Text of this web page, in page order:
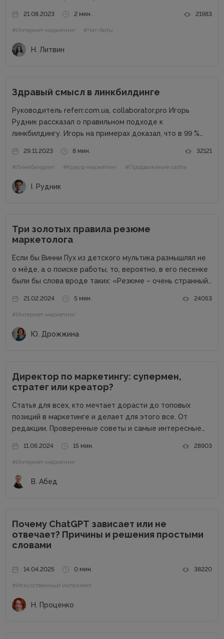
увеличить прибыль. Но конкуренция на данном рынке
высока, поэтому расслабляться не стоит. Как привлечь
клиентов...
21.08.2023 2 мин. 21983
#Интернет-маркетинг #Чат-боты
Н. Литвин
Здравый смысл в линкбилдинге
Руководитель referr.com.ua, collaborator.pro Игорь
Рудник рассказал о правильном подходе к
линкбилдингу. Игорь на примерах доказал, что в 99 %
Сайты можно продвигать множеством способов, среди
которых есть и PBN. При этом PBN разделяются...
29.11.2023 8 мин. 32121
#Линкбилдинг #Крауд-маркетинг #Продвижение сайта
І. Рудник
Три золотых правила резюме
маркетолога
Если бы Винни Пух из детского мультика размышлял не
о мёде, а о поиске работы, то, вероятно, в его песенке
были бы слова вроде таких: «Резюме – очень странный
что...
21.02.2024 5 мин. 24053
#Интернет-маркетинг
Ю. Дрожжина
Директор по маркетингу: супермен,
стратег или креатор?
Статья для всех, кто мечтает дорасти до топовых
позиций в маркетинге и делает для этого все. От
редакции. Проверенные советы и самые интересные
на наш телеграм-канал и получайте каждую неделю
новую порцию...
11.06.2024 15 мин. 28903
#Интернет-маркетинг
В. Абед
Почему ChatGPT зависает или не
отвечает? Причины и решения простыми
словами
14.04.2025 0 мин. 38220
#Искусственный интеллект
Н. Проценко